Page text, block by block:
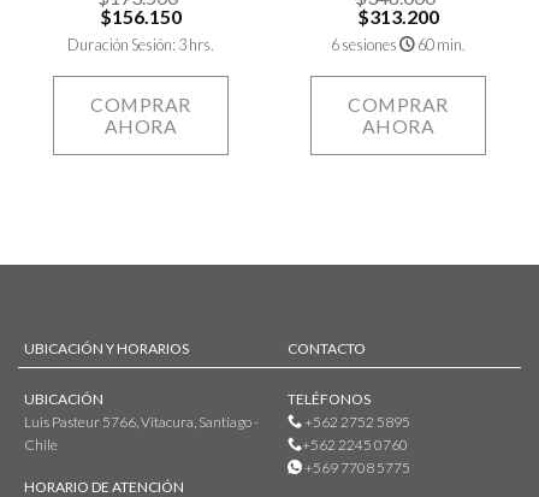
$156.150
Duración Sesión: 3 hrs.
COMPRAR
AHORA
$313.200
6 sesiones 60 min.
COMPRAR
AHORA
UBICACIÓN Y HORARIOS
UBICACIÓN
Luis Pasteur 5766, Vitacura, Santiago -
Chile
HORARIO DE ATENCIÓN
CONTACTO
TELÉFONOS
+562 2752 5895
+562 2245 0760
+569 7708 5775